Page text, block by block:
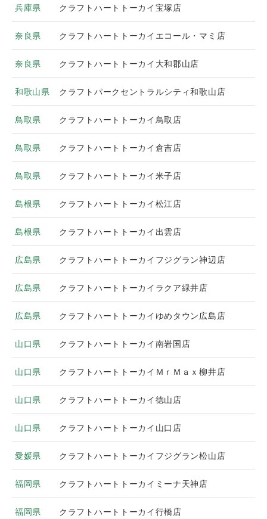
兵庫県 クラフトハートトーカイ宝塚店
奈良県 クラフトハートトーカイエコール・マミ店
奈良県 クラフトハートトーカイ大和郡山店
和歌山県 クラフトパークセントラルシティ和歌山店
鳥取県 クラフトハートトーカイ鳥取店
鳥取県 クラフトハートトーカイ倉吉店
鳥取県 クラフトハートトーカイ米子店
島根県 クラフトハートトーカイ松江店
島根県 クラフトハートトーカイ出雲店
広島県 クラフトハートトーカイフジグラン神辺店
広島県 クラフトハートトーカイラクア緑井店
広島県 クラフトハートトーカイゆめタウン広島店
山口県 クラフトハートトーカイ南岩国店
山口県 クラフトハートトーカイＭｒＭａｘ柳井店
山口県 クラフトハートトーカイ徳山店
山口県 クラフトハートトーカイ山口店
愛媛県 クラフトハートトーカイフジグラン松山店
福岡県 クラフトハートトーカイミーナ天神店
福岡県 クラフトハートトーカイ行橋店